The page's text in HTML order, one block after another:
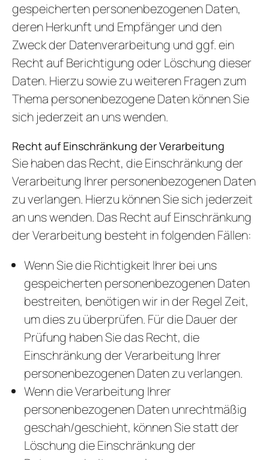
gespeicherten personenbezogenen Daten,
deren Herkunft und Empfänger und den
Zweck der Datenverarbeitung und ggf. ein
Recht auf Berichtigung oder Löschung dieser
Daten. Hierzu sowie zu weiteren Fragen zum
Thema personenbezogene Daten können Sie
sich jederzeit an uns wenden.
Recht auf Einschränkung der Verarbeitung
Sie haben das Recht, die Einschränkung der
Verarbeitung Ihrer personenbezogenen Daten
zu verlangen. Hierzu können Sie sich jederzeit
an uns wenden. Das Recht auf Einschränkung
der Verarbeitung besteht in folgenden Fällen:
Wenn Sie die Richtigkeit Ihrer bei uns
gespeicherten personenbezogenen Daten
bestreiten, benötigen wir in der Regel Zeit,
um dies zu überprüfen. Für die Dauer der
Prüfung haben Sie das Recht, die
Einschränkung der Verarbeitung Ihrer
personenbezogenen Daten zu verlangen.
Wenn die Verarbeitung Ihrer
personenbezogenen Daten unrechtmäßig
geschah/geschieht, können Sie statt der
Löschung die Einschränkung der